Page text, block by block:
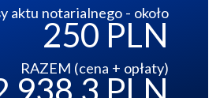
aktu notarialnego - około
250 PLN
RAZEM (cena + opłaty)
PLN